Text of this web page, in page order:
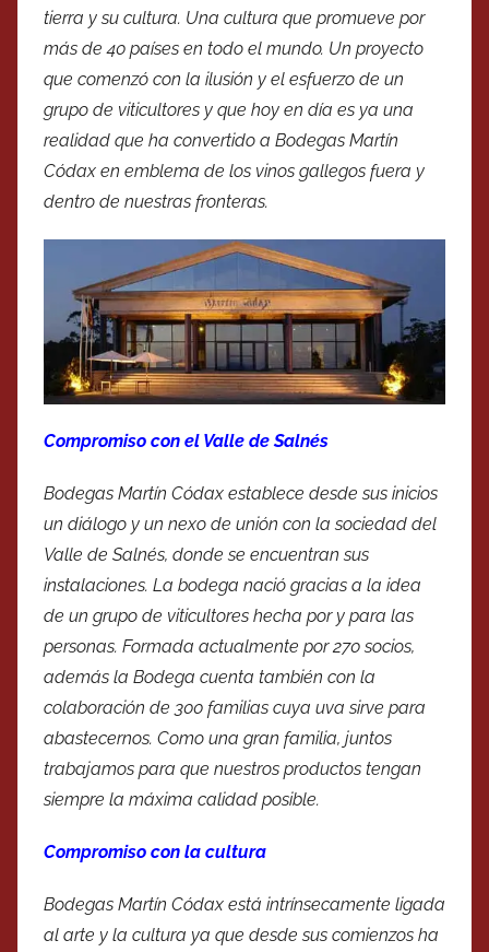
tierra y su cultura. Una cultura que promueve por
más de 40 países en todo el mundo. Un proyecto
que comenzó con la ilusión y el esfuerzo de un
grupo de viticultores y que hoy en día es ya una
realidad que ha convertido a Bodegas Martín
Códax en emblema de los vinos gallegos fuera y
dentro de nuestras fronteras.
Compromiso con el Valle de Salnés
Bodegas Martín Códax establece desde sus inicios
un diálogo y un nexo de unión con la sociedad del
Valle de Salnés, donde se encuentran sus
instalaciones. La bodega nació gracias a la idea
de un grupo de viticultores hecha por y para las
personas. Formada actualmente por 270 socios,
además la Bodega cuenta también con la
colaboración de 300 familias cuya uva sirve para
abastecernos. Como una gran familia, juntos
trabajamos para que nuestros productos tengan
siempre la máxima calidad posible.
Compromiso con la cultura
Bodegas Martín Códax está intrínsecamente ligada
al arte y la cultura ya que desde sus comienzos ha